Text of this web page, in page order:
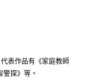
將跳轉至「AFTEE先享後付」
完成結帳。
。
為交易完成。
但若您需要取消訂單，請聯絡
視為有效，需透過AFTEE先享
帳頁面顯示為準，若有關於
表作品有《家庭教師
探》等。